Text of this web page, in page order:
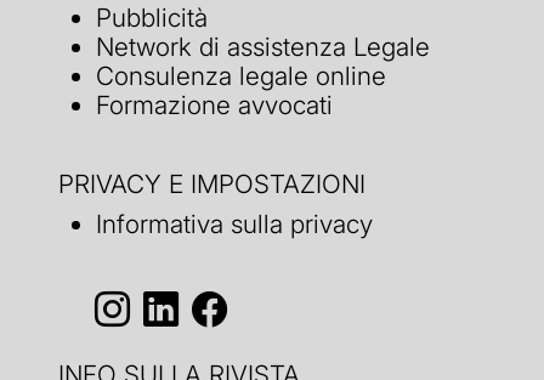
Pubblicità
Network di assistenza Legale
Consulenza legale online
Formazione avvocati
PRIVACY E IMPOSTAZIONI
Informativa sulla privacy